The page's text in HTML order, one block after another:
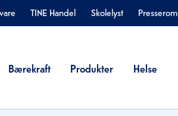
TINE Handel Skolelyst Presserom
Bærekraft Produkter Helse